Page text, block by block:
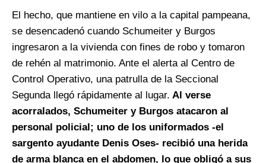
El hecho, que mantiene en vilo a la capital pampeana,
se desencadenó cuando Schumeiter y Burgos
ingresaron a la vivienda con fines de robo y tomaron
de rehén al matrimonio. Ante el alerta al Centro de
Control Operativo, una patrulla de la Seccional
Segunda llegó rápidamente al lugar. Al verse
acorralados, Schumeiter y Burgos atacaron al
personal policial; uno de los uniformados -el
sargento ayudante Denis Oses- recibió una herida
de arma blanca en el abdomen, lo que obligó a sus